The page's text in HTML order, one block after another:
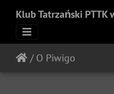
Klub Tatrzański PTTK
/O Piwigo